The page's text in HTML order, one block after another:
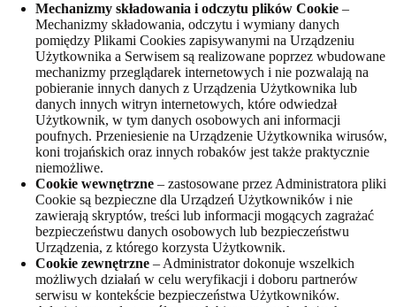
Mechanizmy składowania i odczytu plików Cookie –
Mechanizmy składowania, odczytu i wymiany danych
pomiędzy Plikami Cookies zapisywanymi na Urządzeniu
Użytkownika a Serwisem są realizowane poprzez wbudowane
mechanizmy przeglądarek internetowych i nie pozwalają na
pobieranie innych danych z Urządzenia Użytkownika lub
danych innych witryn internetowych, które odwiedzał
Użytkownik, w tym danych osobowych ani informacji
poufnych. Przeniesienie na Urządzenie Użytkownika wirusów,
koni trojańskich oraz innych robaków jest także praktycznie
niemożliwe.
Cookie wewnętrzne – zastosowane przez Administratora pliki
Cookie są bezpieczne dla Urządzeń Użytkowników i nie
zawierają skryptów, treści lub informacji mogących zagrażać
bezpieczeństwu danych osobowych lub bezpieczeństwu
Urządzenia, z którego korzysta Użytkownik.
Cookie zewnętrzne – Administrator dokonuje wszelkich
możliwych działań w celu weryfikacji i doboru partnerów
serwisu w kontekście bezpieczeństwa Użytkowników.